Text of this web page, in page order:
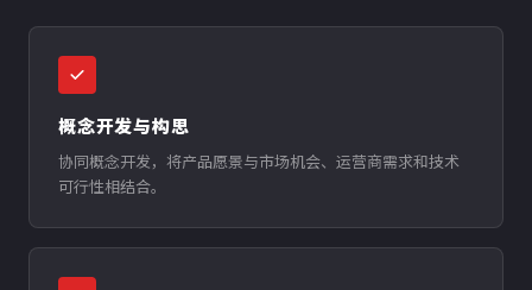
概念开发与构思
协同概念开发，将产品愿景与市场机会、运营商需求和技术
可行性相结合。